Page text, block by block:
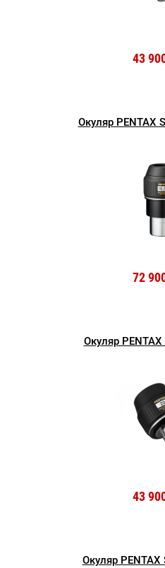
43
Окуляр PENTAX
72
Окуляр
43
Окуляр